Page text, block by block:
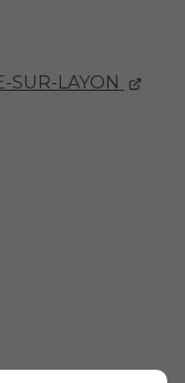
SUR-LAYON